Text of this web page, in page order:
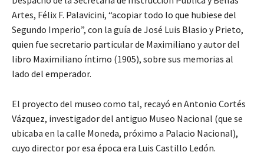
Artes, Félix F. Palavicini, “acopiar todo lo que hubiese del
Segundo Imperio”, con la guía de José Luis Blasio y Prieto,
quien fue secretario particular de Maximiliano y autor del
libro Maximiliano íntimo (1905), sobre sus memorias al
lado del emperador.
El proyecto del museo como tal, recayó en Antonio Cortés
Vázquez, investigador del antiguo Museo Nacional (que se
ubicaba en la calle Moneda, próximo a Palacio Nacional),
cuyo director por esa época era Luis Castillo Ledón.